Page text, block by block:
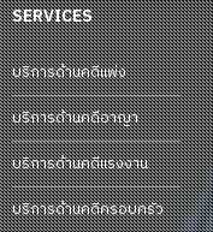
SERVICES
บริการด้านคดีแพ่ง
บริการด้านคดีอาญา
บริการด้านคดีแรงงาน
บริการด้านคดีครอบครัว